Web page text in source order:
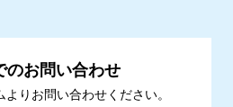
のお問い合わせ
りお問い合わせください。